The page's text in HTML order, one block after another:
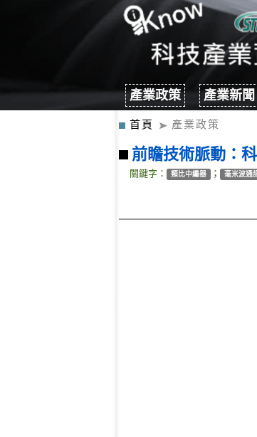
產業政策 產業新聞
首頁 產業政策
前瞻技術脈動：
關鍵字： 類比中繼器 ； 毫米波通